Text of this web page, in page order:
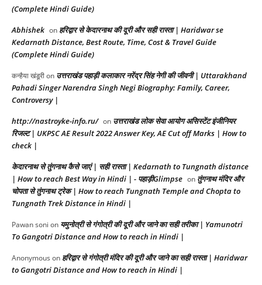
(Complete Hindi Guide)
Abhishek on हरिद्वार से केदारनाथ की दूरी और सही रास्ता | Haridwar se
Kedarnath Distance, Best Route, Time, Cost & Travel Guide
(Complete Hindi Guide)
कन्हैया खंडूरीon उत्तराखंड पहाड़ी कलाकार नरेंद्र सिंह नेगी की जीवनी | Uttarakhand
Pahadi Singer Narendra Singh Negi Biography: Family, Career,
Controversy |
http://nastroyke-info.ru/ on उत्तराखंड लोक सेवा आयोग असिस्टेंट इंजीनियर
रिजल्ट | UKPSC AE Result 2022 Answer Key, AE Cut off Marks | How to
check |
केदारनाथ से तुंगनाथ कैसे जाएं | सही रास्ता | Kedarnath to Tungnath distance
| How to reach Best Way in Hindi | - पहाड़ीGlimpse on तुंगनाथ मंदिर और
चोपता से तुंगनाथ ट्रेक | How to reach Tungnath Temple and Chopta to
Tungnath Trek Distance in Hindi |
Pawan soni on यमुनोत्री से गंगोत्री की दूरी और जाने का सही तरीका | Yamunotri
To Gangotri Distance and How to reach in Hindi |
Anonymous on हरिद्वार से गंगोत्री मंदिर की दूरी और जाने का सही रास्ता | Haridwar
to Gangotri Distance and How to reach in Hindi |